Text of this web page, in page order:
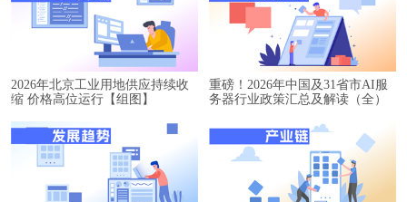
2026年北京工业用地供应持续收
缩 价格高位运行【组图】
重磅！2026年中国及31省市AI服
务器行业政策汇总及解读（全）